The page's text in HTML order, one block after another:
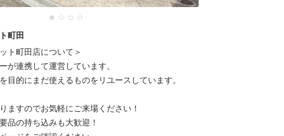
町田
ト町田店について＞
が連携して運営しています。
⽬的にまだ使えるものをリユースしています。
ますのでお気軽にご来場ください！
品の持ち込みも大歓迎！